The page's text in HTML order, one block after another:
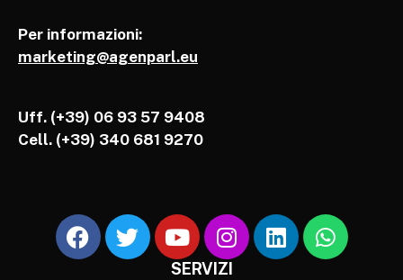
Per informazioni:
marketing@agenparl.eu
Uff. (+39) 06 93 57 9408
Cell. (+39) 340 681 9270
SERVIZI